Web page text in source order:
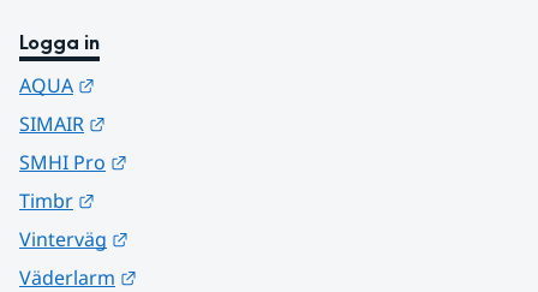
Logga in
AQUA
SIMAIR
SMHI Pro
Timbr
Vinterväg
Väderlarm